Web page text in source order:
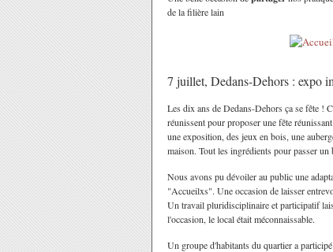
de la filière lain
7 juillet, Dedans-Dehors : expo
Les dix ans de Dedans-Dehors ça se fête !
réunissent pour proposer une fête
une exposition, des jeux en bois, une
maison. Tout les ingrédients pour passer
Nous avons pu dévoiler au public une
"Accueilxs". Une occasion de laisser
Un travail pluridisciplinaire et participatif
l'occasion, le local était méconnaissable.
Un groupe d'habitants du quartier a